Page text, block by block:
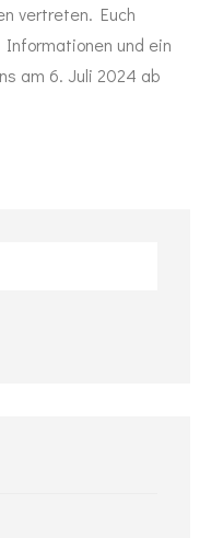
vertreten. Euch
und ein
am 6. Juli 2024 ab